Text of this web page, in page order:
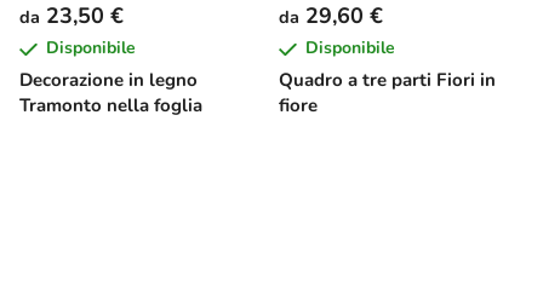
Decorazione in legno
Tramonto nella foglia
da 23,50 €
Disponibile
Quadro a tre parti Fiori in
fiore
da 29,60 €
Disponibile